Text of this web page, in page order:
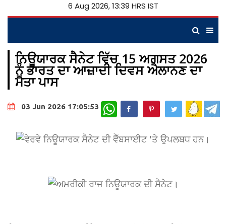
6 Aug 2026, 13:39 HRS IST
ਨਿਊਯਾਰਕ ਸੈਨੇਟ ਵਿੱਚ 15 ਅਗਸਤ 2026
ਨੂੰ ਭਾਰਤ ਦਾ ਆਜ਼ਾਦੀ ਦਿਵਸ ਐਲਾਨਣ ਦਾ
ਮਤਾ ਪਾਸ
03 Jun 2026 17:05:53 WhatsApp